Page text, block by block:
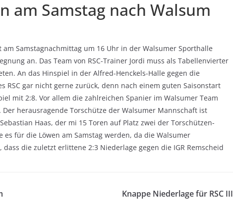
am Samstag nach Walsum
am Samstagnachmittag um 16 Uhr in der Walsumer Sporthalle
an. Das Team von RSC-Trainer Jordi muss als Tabellenvierter
An das Hinspiel in der Alfred-Henckels-Halle gegen die
RSC gar nicht gerne zurück, denn nach einem guten Saisonstart
mit 2:8. Vor allem die zahlreichen Spanier im Walsumer Team
herausragende Torschütze der Walsumer Mannschaft ist
Haas, der mi 15 Toren auf Platz zwei der Torschützen-
für die Löwen am Samstag werden, da die Walsumer
die zuletzt erlittene 2:3 Niederlage gegen die IGR Remscheid
Knappe Niederlage für RSC III